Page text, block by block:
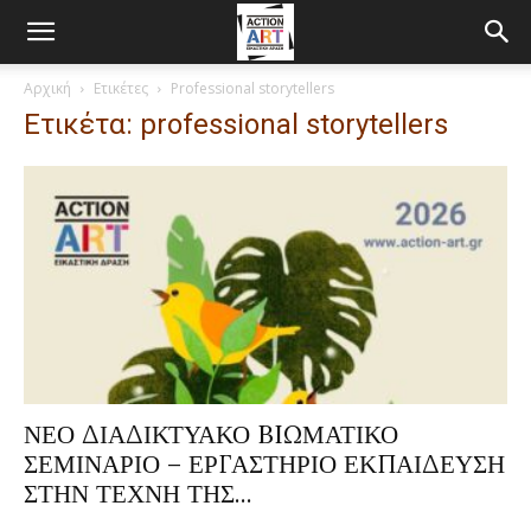
Αρχική Ετικέτες Professional storytellers
Ετικέτα: professional storytellers
ΝΕΟ ΔΙΑΔΙΚΤΥΑΚΟ BIΩΜΑΤΙΚΟ
ΣΕΜΙΝΑΡΙΟ – ΕΡΓΑΣΤΗΡΙΟ ΕΚΠΑΙΔΕΥΣΗ
ΣΤΗΝ ΤΕΧΝΗ ΤΗΣ...